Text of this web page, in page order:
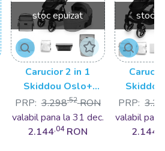
stoc epuizat
Carucior 2 in 1
Skiddou Oslo+
Normandic Dream,
Gri
PRP: 3.298,52 RON
valabil pana la 31 dec.
2.144,04 RON
stoc
Vanilla
PRP:
valabil
2.144